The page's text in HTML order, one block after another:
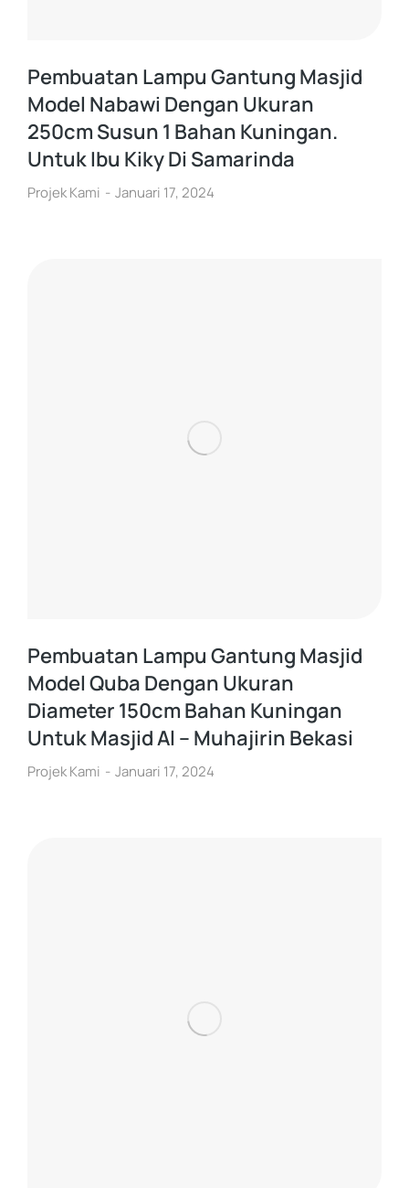
Pembuatan Lampu Gantung Masjid
Model Nabawi Dengan Ukuran
250cm Susun 1 Bahan Kuningan.
Untuk Ibu Kiky Di Samarinda
Projek Kami Januari 17, 2024
Pembuatan Lampu Gantung Masjid
Model Quba Dengan Ukuran
Diameter 150cm Bahan Kuningan
Untuk Masjid Al – Muhajirin Bekasi
Projek Kami Januari 17, 2024